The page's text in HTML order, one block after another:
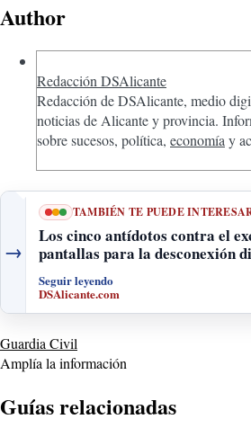
Author
Redacción DSAlicante
Redacción de DSAlicante, medio
noticias de Alicante y provincia.
sobre sucesos, política, economía y
→
TAMBIÉN TE PUEDE
Los cinco antídotos contra el
pantallas para la desconexión
Seguir leyendo
DSAlicante.com
Guardia Civil
Amplía la información
Guías relacionadas